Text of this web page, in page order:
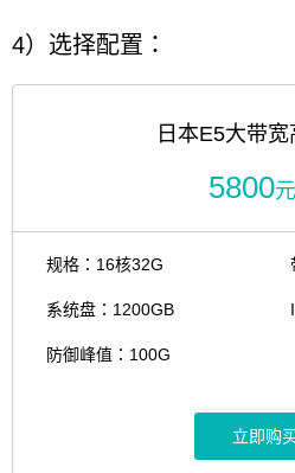
4）选择配置：
日本E5大带
5800
规格：16核32G
系统盘：1200GB
防御峰值：100G
立即购